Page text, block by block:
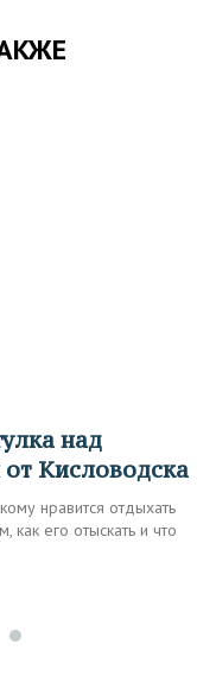
Кисловодска
нравится отдыхать
как его отыскать и что